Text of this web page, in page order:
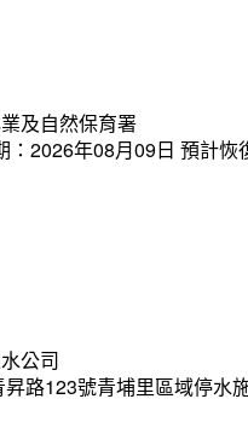
及自然保育署
：2026年08月09日 預計
公司
路123號青埔里區域停水